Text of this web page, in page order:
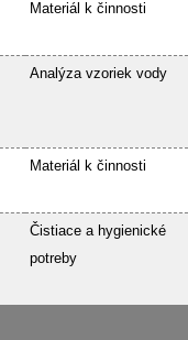
Materiál k činnosti
Analýza vzoriek vody
Materiál k činnosti
Čistiace a hygienické
potreby